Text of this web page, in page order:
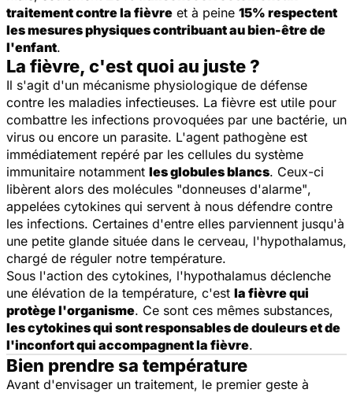
traitement contre la fièvre et à peine 15% respectent
les mesures physiques contribuant au bien-être de
l'enfant.
La fièvre, c'est quoi au juste ?
Il s'agit d'un mécanisme physiologique de défense
contre les maladies infectieuses. La fièvre est utile pour
combattre les infections provoquées par une bactérie, un
virus ou encore un parasite. L'agent pathogène est
immédiatement repéré par les cellules du système
immunitaire notamment les globules blancs. Ceux-ci
libèrent alors des molécules "donneuses d'alarme",
appelées cytokines qui servent à nous défendre contre
les infections. Certaines d'entre elles parviennent jusqu'à
une petite glande située dans le cerveau, l'hypothalamus,
chargé de réguler notre température.
Sous l'action des cytokines, l'hypothalamus déclenche
une élévation de la température, c'est la fièvre qui
protège l'organisme. Ce sont ces mêmes substances,
les cytokines qui sont responsables de douleurs et de
l'inconfort qui accompagnent la fièvre.
Bien prendre sa température
Avant d'envisager un traitement, le premier geste à